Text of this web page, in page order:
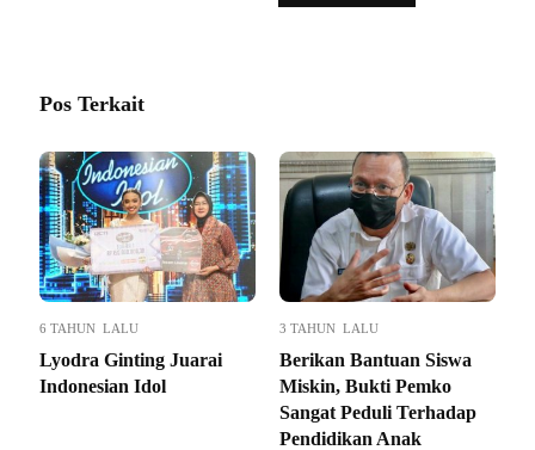
Pos Terkait
6 TAHUN LALU
Lyodra Ginting Juarai
Indonesian Idol
3 TAHUN LALU
Berikan Bantuan Siswa
Miskin, Bukti Pemko
Sangat Peduli Terhadap
Pendidikan Anak